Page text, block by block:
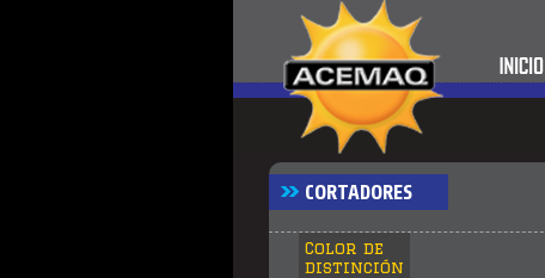
CORTADORES
Color de
distinción